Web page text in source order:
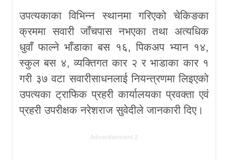
उपत्यकाका विभिन्न स्थानमा गरिएको चेकिङका
क्रममा सवारी जाँचपास नभएका तथा अत्यधिक
धुवाँ फाल्ने भाँडाका बस १६, पिकअप भ्यान १४,
स्कुल बस ४, व्यक्तिगत कार २ र भाडाका कार १
गरी ३७ वटा सवारीसाधनलाई नियन्त्रणमा लिइएको
उपत्यका ट्राफिक प्रहरी कार्यालयका प्रवक्ता एवं
प्रहरी उपरीक्षक नरेशराज सुवेदीले जानकारी दिए।
Advertisement 2